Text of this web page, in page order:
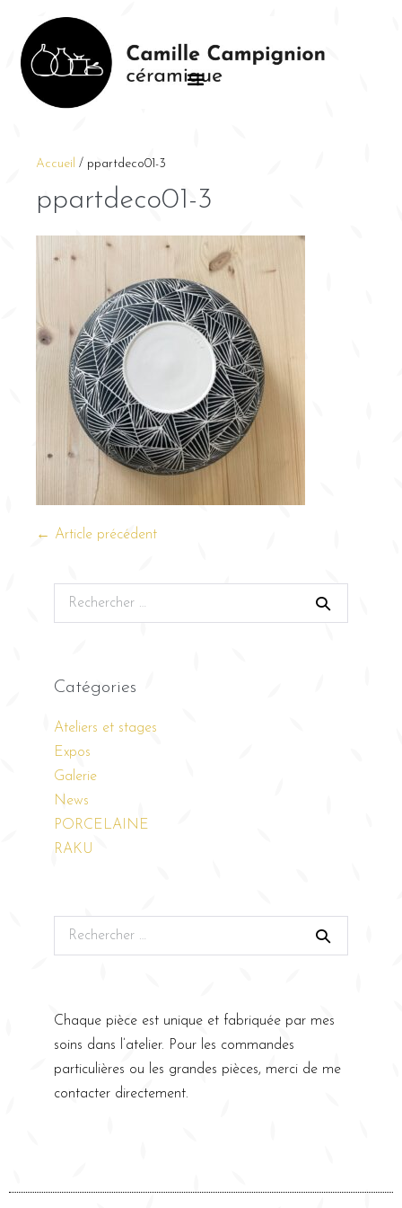
Accueil / ppartdeco01-3
ppartdeco01-3
← Article précédent
Catégories
Ateliers et stages
Expos
Galerie
News
PORCELAINE
RAKU
Chaque pièce est unique et fabriquée par mes
soins dans l’atelier. Pour les commandes
particulières ou les grandes pièces, merci de me
contacter directement.